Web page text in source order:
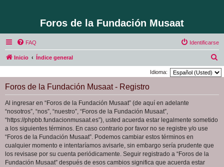
Foros de la Fundación Musaat
FAQ Identificarse
Inicio Índice general
u
Idioma:
Foros de la Fundación Musaat - Registro
Al ingresar en “Foros de la Fundación Musaat” (de aquí en adelante
“nosotros”, “nos”, “nuestro”, “Foros de la Fundación Musaat”,
“https://phpbb.fundacionmusaat.es”), usted acuerda estar legalmente sometido
a los siguientes términos. En caso contrario por favor no se registre y/o use
“Foros de la Fundación Musaat”. Podemos cambiar estos términos en
cualquier momento e intentaríamos avisarle, sin embargo sería prudente que
los revisase por su cuenta periódicamente. Seguir registrado a “Foros de la
Fundación Musaat” después de esos cambios significa que acuerda estar